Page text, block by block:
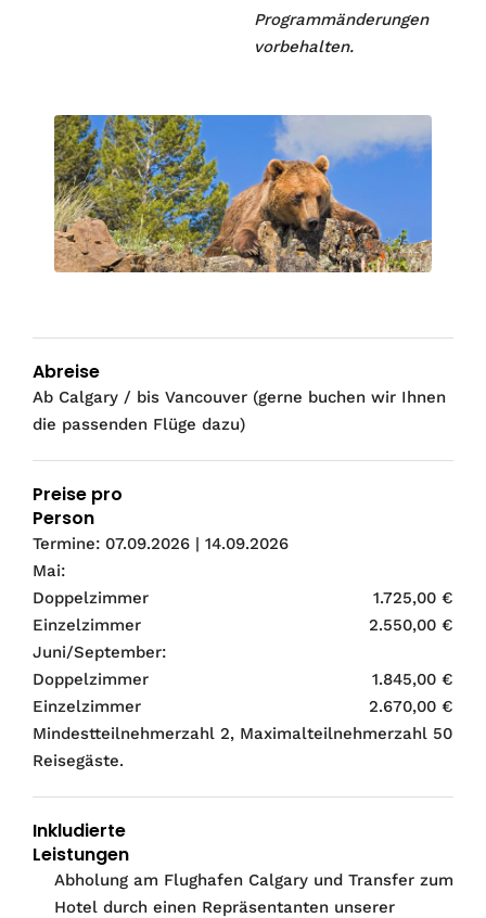
Programmänderungen
vorbehalten.
Abreise
Ab Calgary / bis Vancouver (gerne buchen wir Ihnen
die passenden Flüge dazu)
Preise pro
Person
Termine: 07.09.2026 | 14.09.2026
Mai:
Doppelzimmer
1.725,00 €
Einzelzimmer
2.550,00 €
Juni/September:
Doppelzimmer
1.845,00 €
Einzelzimmer
2.670,00 €
Mindestteilnehmerzahl 2, Maximalteilnehmerzahl 50
Reisegäste.
Inkludierte
Leistungen
Abholung am Flughafen Calgary und Transfer zum
Hotel durch einen Repräsentanten unserer